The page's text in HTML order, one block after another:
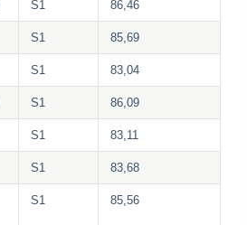
S1 86,46
S1 85,69
S1 83,04
S1 86,09
S1 83,11
S1 83,68
S1 85,56